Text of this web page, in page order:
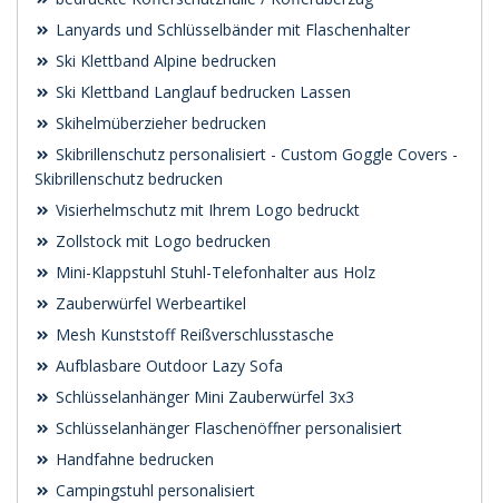
Lanyards und Schlüsselbänder mit Flaschenhalter
Ski Klettband Alpine bedrucken
Ski Klettband Langlauf bedrucken Lassen
Skihelmüberzieher bedrucken
Skibrillenschutz personalisiert - Custom Goggle Covers -
Skibrillenschutz bedrucken
Visierhelmschutz mit Ihrem Logo bedruckt
Zollstock mit Logo bedrucken
Mini-Klappstuhl Stuhl-Telefonhalter aus Holz
Zauberwürfel Werbeartikel
Mesh Kunststoff Reißverschlusstasche
Aufblasbare Outdoor Lazy Sofa
Schlüsselanhänger Mini Zauberwürfel 3x3
Schlüsselanhänger Flaschenöffner personalisiert
Handfahne bedrucken
Campingstuhl personalisiert